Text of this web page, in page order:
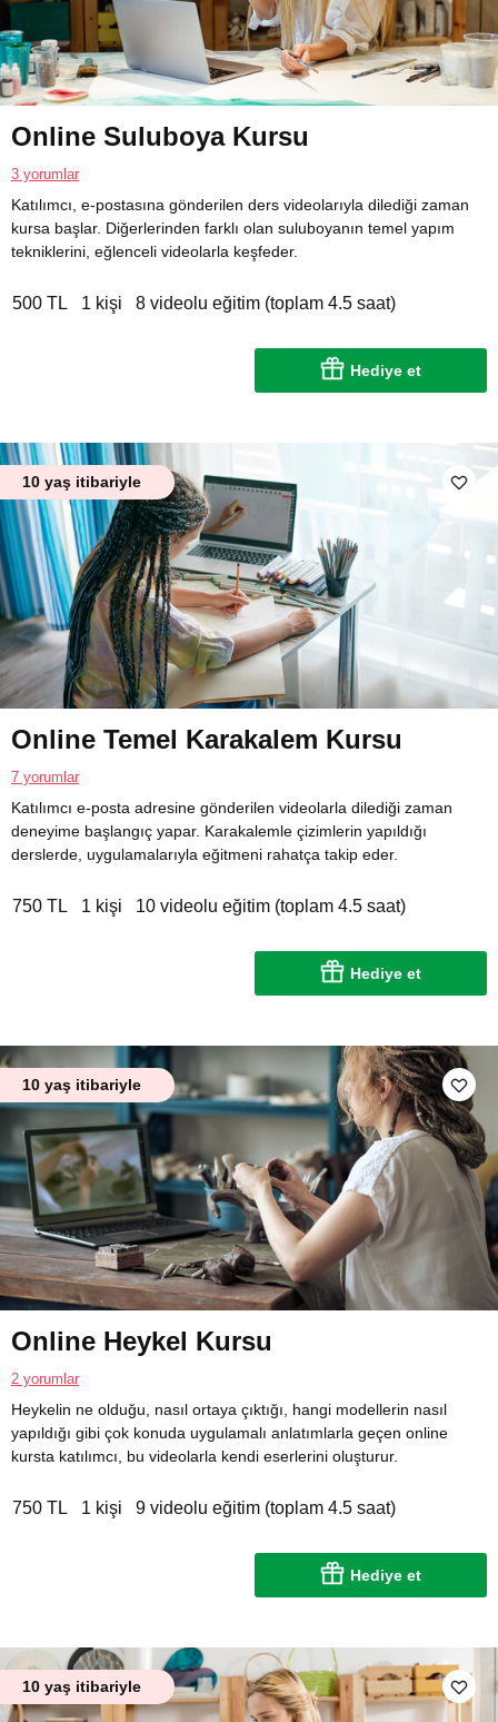
Online Suluboya Kursu
3 yorumlar
Katılımcı, e-postasına gönderilen ders videolarıyla dilediği zaman
kursa başlar. Diğerlerinden farklı olan suluboyanın temel yapım
tekniklerini, eğlenceli videolarla keşfeder.
500 TL 1 kişi 8 videolu eğitim (toplam 4.5 saat)
Hediye et
10 yaş itibariyle
Online Temel Karakalem Kursu
7 yorumlar
Katılımcı e-posta adresine gönderilen videolarla dilediği zaman
deneyime başlangıç yapar. Karakalemle çizimlerin yapıldığı
derslerde, uygulamalarıyla eğitmeni rahatça takip eder.
750 TL 1 kişi 10 videolu eğitim (toplam 4.5 saat)
Hediye et
10 yaş itibariyle
Online Heykel Kursu
2 yorumlar
Heykelin ne olduğu, nasıl ortaya çıktığı, hangi modellerin nasıl
yapıldığı gibi çok konuda uygulamalı anlatımlarla geçen online
kursta katılımcı, bu videolarla kendi eserlerini oluşturur.
750 TL 1 kişi 9 videolu eğitim (toplam 4.5 saat)
Hediye et
10 yaş itibariyle